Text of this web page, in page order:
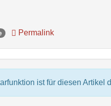
Permalink
ist für diesen Artikel